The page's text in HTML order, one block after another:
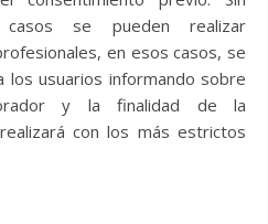
se pueden realizar
en esos casos, se
los usuarios informando sobre
y la finalidad de la
con los más estrictos